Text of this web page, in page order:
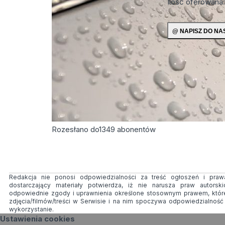
Rozesłano do1349 abonentów
Redakcja nie ponosi odpowiedzialności za treść ogłoszeń i
dostarczający materiały potwierdza, iż nie narusza praw
odpowiednie zgody i uprawnienia określone stosownym prawem,
zdjęcia/filmów/treści w Serwisie i na nim spoczywa
wykorzystanie.
Ustawienia cookies